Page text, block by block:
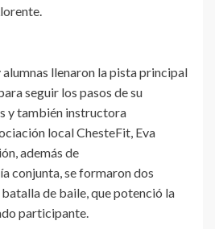
llenaron la pista principal
seguir los pasos de su
y también instructora
local ChesteFit, Eva
además de
conjunta, se formaron dos
de baile, que potenció la
participante.